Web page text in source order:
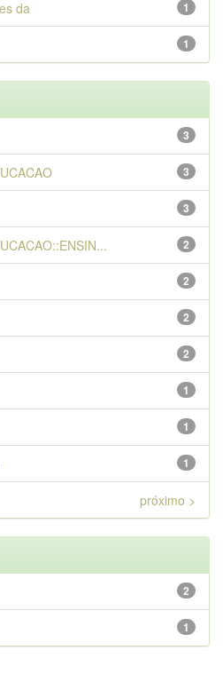
1
da
1
3
3
3
2
2
2
2
1
1
1
próximo >
2
1